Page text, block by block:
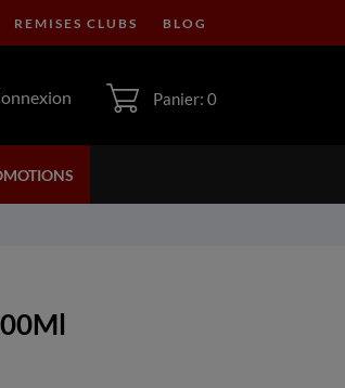
REMISES CLUBS BLOG
Panier: 0